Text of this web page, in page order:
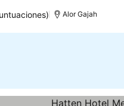
Alor Gajah